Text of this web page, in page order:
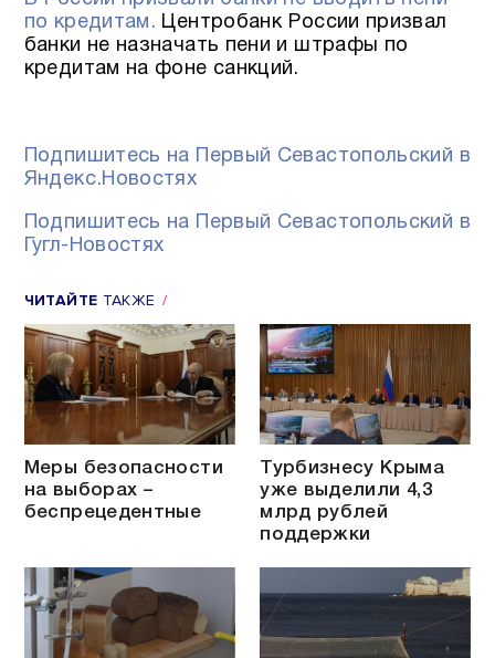
по кредитам. Центробанк России призвал
банки не назначать пени и штрафы по
кредитам на фоне санкций.
Подпишитесь на Первый Севастопольский в
Яндекс.Новостях
Подпишитесь на Первый Севастопольский в
Гугл-Новостях
ЧИТАЙТЕ ТАКЖЕ
Меры безопасности
на выборах –
беспрецедентные
Турбизнесу Крыма
уже выделили 4,3
млрд рублей
поддержки